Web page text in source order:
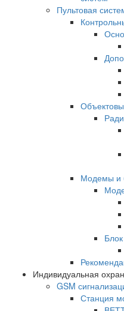
Пультовая
Модемы и
Индивидуальная
GSM
Станция